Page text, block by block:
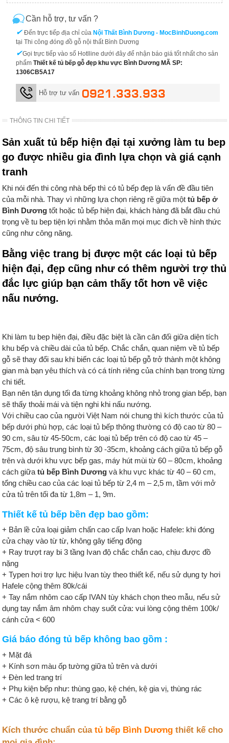
Cần hỗ trợ, tư vấn ?
✔Đến trực tiếp địa chỉ của Nội Thất Bình Dương - MocBinhDuong.com
tại Thi công đóng đồ gỗ nội thất Bình Dương
✔Gọi trực tiếp vào số Hotlline dưới đây để nhận báo giá tốt nhất cho sản
phẩm Thiết kế tủ bếp gỗ đẹp khu vực Bình Dương MÃ SP:
1306CB5A17
Hỗ trợ tư vấn 0921.333.933
THÔNG TIN CHI TIẾT
Sản xuất tủ bếp hiện đại tại xưởng làm tu bep
go được nhiều gia đình lựa chọn và giá cạnh
tranh
Khi nói đến thi công nhà bếp thì có tủ bếp đẹp là vấn đề đầu tiên
của mỗi nhà. Thay vì những lựa chọn riêng rẽ giữa mộttủ bếp ở
Bình Dương tốt hoặc tủ bếp hiện đại, khách hàng đã bắt đầu chú
trọng về tu bep tiện lợi nhằm thỏa mãn mọi mục đích về hình thức
cũng như công năng.
Bằng việc trang bị được một các loại tủ bếp
hiện đại, đẹp cũng như có thêm người trợ thủ
đắc lực giúp bạn cảm thấy tốt hơn về việc
nấu nướng.
Khi làm tu bep hiện đại, điều đặc biệt là cần cân đối giữa diện tích
khu bếp và chiều dài của tủ bếp. Chắc chắn, quan niệm về tủ bếp
gỗ sẽ thay đổi sau khi biến các loại tủ bếp gỗ trở thành một không
gian mà bạn yêu thích và có cá tính riêng của chính bạn trong từng
chi tiết.
Bạn nên tận dụng tối đa từng khoảng không nhỏ trong gian bếp, bạn
sẽ thấy thoải mái và tiện nghi khi nấu nướng.
Với chiều cao của người Việt Nam nói chung thì kích thước của tủ
bếp dưới phù hợp, các loại tủ bếp thông thường có độ cao từ 80 –
90 cm, sâu từ 45-50cm, các loại tủ bếp trên có độ cao từ 45 –
75cm, độ sâu trung bình từ 30 -35cm, khoảng cách giữa tủ bếp gỗ
trên và dưới khu vực bếp gas, máy hút mùi từ 60 – 80cm, khoảng
cách giữatủ bếp Bình Dương và khu vực khác từ 40 – 60 cm,
tổng chiều cao của các loại tủ bếp từ 2,4 m – 2,5 m, tầm với mở
cửa tủ trên tối đa từ 1,8m – 1, 9m.
Thiết kế tủ bếp bền đẹp bao gồm:
+ Bản lề cửa loại giảm chấn cao cấp Ivan hoặc Hafele: khi đóng
cửa chạy vào từ từ, không gây tiếng động
+ Ray trượt ray bi 3 tầng Ivan độ chắc chắn cao, chịu được đồ
nặng
+ Typen hơi trợ lực hiệu Ivan tùy theo thiết kế, nếu sử dụng ty hơi
Hafele cộng thêm 80k/cái
+ Tay nắm nhôm cao cấp IVAN tùy khách chọn theo mẫu, nếu sử
dụng tay nắm âm nhôm chạy suốt cửa: vui lòng cộng thêm 100k/
cánh cửa < 600
Giá báo đóng tủ bếp không bao gồm :
+ Mặt đá
+ Kính sơn màu ốp tường giữa tủ trên và dưới
+ Đèn led trang trí
+ Phụ kiện bếp như: thùng gạo, kệ chén, kệ gia vị, thùng rác
+ Các ô kệ rượu, kệ trang trí bằng gỗ
Kích thước chuẩn củatủ bếp Bình Dương thiết kế cho